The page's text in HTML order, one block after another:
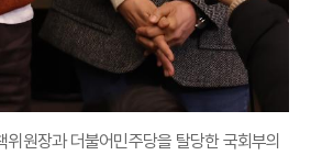
원장과 더불어민주당을 탈당한 국회부의